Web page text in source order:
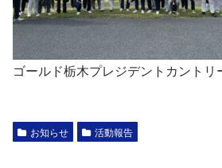
ゴールド栃木プレジデントカント
お知らせ 活動報告